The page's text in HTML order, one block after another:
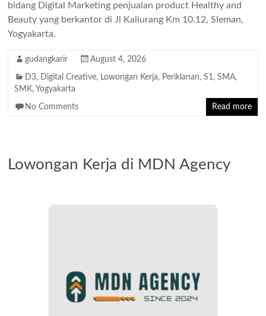
bidang Digital Marketing penjualan product Healthy and
Beauty yang berkantor di Jl Kaliurang Km 10.12, Sleman,
Yogyakarta.
gudangkarir August 4, 2026
D3, Digital Creative, Lowongan Kerja, Periklanan,S1,SMA,
SMK, Yogyakarta
No Comments Read more
Lowongan Kerja di MDN Agency